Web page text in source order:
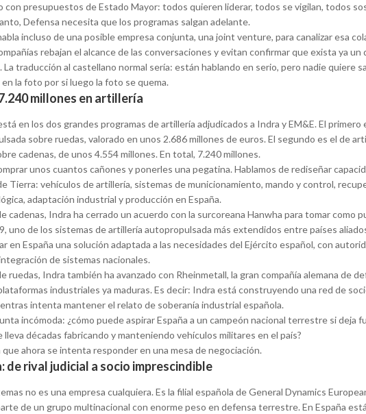
con presupuestos de Estado Mayor: todos quieren liderar, todos se vigilan, todos
Defensa necesita que los programas salgan adelante.
incluso de una posible empresa conjunta, una joint venture, para canalizar esa
rebajan el alcance de las conversaciones y evitan confirmar que exista ya un
traducción al castellano normal sería: están hablando en serio, pero nadie quiere
la foto por si luego la foto se quema.
millones en artillería
en los dos grandes programas de artillería adjudicados a Indra y EM&E. El primero
sobre ruedas, valorado en unos 2.686 millones de euros. El segundo es el de
cadenas, de unos 4.554 millones. En total, 7.240 millones.
unos cuantos cañones y ponerles una pegatina. Hablamos de rediseñar
Tierra: vehículos de artillería, sistemas de municionamiento, mando y control,
adaptación industrial y producción en España.
cadenas, Indra ha cerrado un acuerdo con la surcoreana Hanwha para tomar como
uno de los sistemas de artillería autopropulsada más extendidos entre países
en España una solución adaptada a las necesidades del Ejército español, con
de sistemas nacionales.
ruedas, Indra también ha avanzado con Rheinmetall, la gran compañía alemana de
industriales ya maduras. Es decir: Indra está construyendo una red de
intenta mantener el relato de soberanía industrial española.
incómoda: ¿cómo puede aspirar España a un campeón nacional terrestre si deja
lleva décadas fabricando y manteniendo vehículos militares en el país?
que ahora se intenta responder en una mesa de negociación.
de rival judicial a socio imprescindible
no es una empresa cualquiera. Es la filial española de General Dynamics
de un grupo multinacional con enorme peso en defensa terrestre. En España